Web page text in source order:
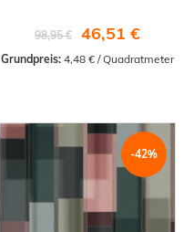
98,95 € 46,51 €
Grundpreis: 4,48 € / Quadratmeter
-42%